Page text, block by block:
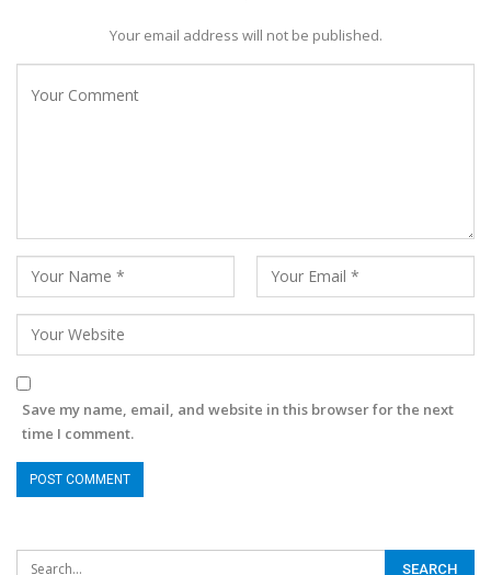
Your email address will not be published.
Save my name, email, and website in this browser for the next
time I comment.